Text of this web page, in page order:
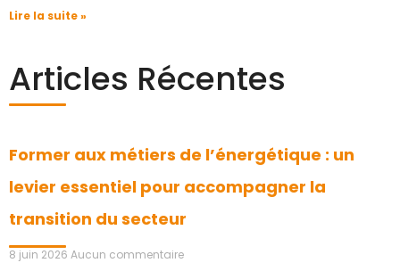
Lire la suite »
Articles Récentes
Former aux métiers de l’énergétique : un
levier essentiel pour accompagner la
transition du secteur
8 juin 2026 Aucun commentaire